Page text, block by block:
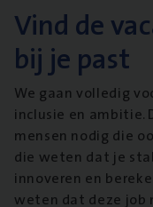
Vind de
bij je past
We gaan volledig
inclusie en ambitie.
mensen nodig die
die weten dat je
innoveren en
weten dat deze job